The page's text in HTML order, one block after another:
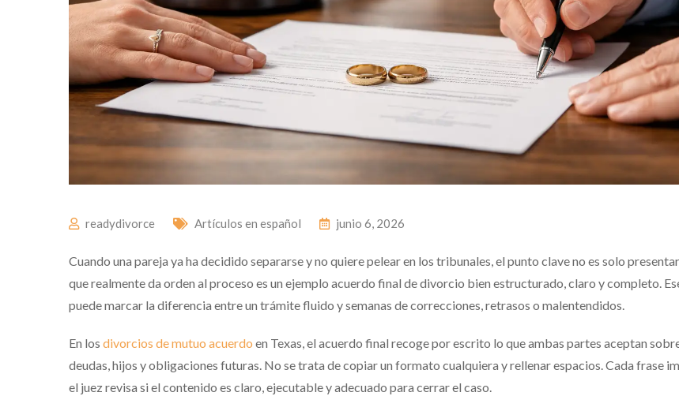
readydivorce Artículos en español junio 6, 2026
Cuando una pareja ya ha decidido separarse y no quiere pelear en los tribunales, el punto clave no es solo
que realmente da orden al proceso es un ejemplo acuerdo final de divorcio bien estructurado, claro y completo.
puede marcar la diferencia entre un trámite fluido y semanas de correcciones, retrasos o malentendidos.
En los divorcios de mutuo acuerdo en Texas, el acuerdo final recoge por escrito lo que ambas partes aceptan
deudas, hijos y obligaciones futuras. No se trata de copiar un formato cualquiera y rellenar espacios. Cada frase
el juez revisa si el contenido es claro, ejecutable y adecuado para cerrar el caso.